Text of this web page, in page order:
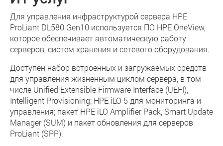
Для управления инфраструктурой сервера HPE
ProLiant DL580 Gen10 используется ПО HPE OneView,
которое обеспечивает автоматическую работу
серверов, систем хранения и сетевого оборудования.
Доступен набор встроенных и загружаемых средств
для управления жизненным циклом сервера, в том
числе Unified Extensible Firmware Interface (UEFI),
Intelligent Provisioning; HPE iLO 5 для мониторинга и
управления; пакет HPE iLO Amplifier Pack, Smart Update
Manager (SUM) и пакет обновления для серверов
ProLiant (SPP).